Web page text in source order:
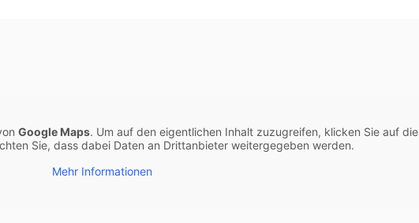
Google Maps. Um auf den eigentlichen Inhalt zuzugreifen, klicken Sie auf die
Sie, dass dabei Daten an Drittanbieter weitergegeben werden.
Mehr Informationen